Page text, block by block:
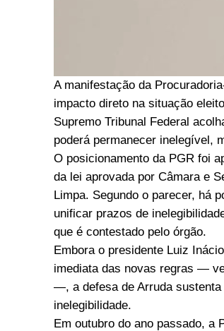
A manifestação da
impacto direto na situação
Supremo Tribunal Federal
poderá permanecer inelegível,
O posicionamento da PGR foi
da lei aprovada por Câmara e
Limpa. Segundo o parecer, há
unificar prazos de
que é contestado pelo órgão.
Embora o presidente Luiz
imediata das novas regras —
—, a defesa de Arruda
inelegibilidade.
Em outubro do ano passado, a